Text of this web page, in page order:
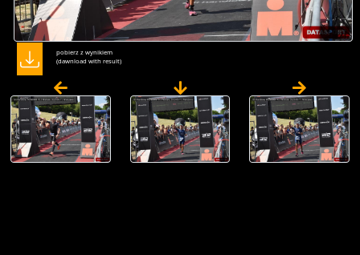
pobierz z wynikiem
(dawnload with result)